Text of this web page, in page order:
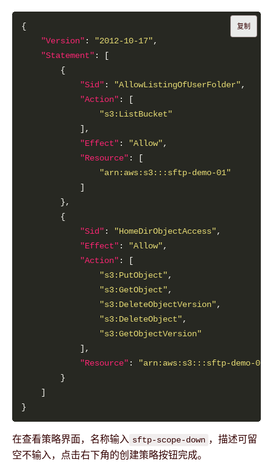
"Version" : "2012-10-17"
"Statement"
"Sid" : "AllowListingOfUserFolder"
"Action"
"s3:ListBucket"
"Effect" : "Allow"
"Resource"
"arn:aws:s3:::sftp-demo-01"
"Sid" : "HomeDirObjectAccess"
"Effect" : "Allow"
"Action"
"s3:PutObject"
"s3:GetObject"
"s3:DeleteObjectVersion"
"s3:DeleteObject"
"s3:GetObjectVersion"
"Resource" :
"arn:aws:s3:::sftp-demo-01/
复制
在查看策略界面，名称输入 sftp-scope-down ，描述可留
空不输入，点击右下角的创建策略按钮完成。